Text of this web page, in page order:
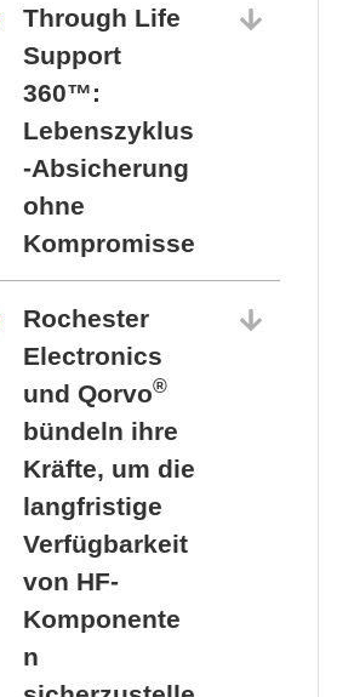
Through Life
Support
360™:
Lebenszyklus
-Absicherung
ohne
Kompromisse
Rochester
Electronics
und Qorvo®
bündeln ihre
Kräfte, um die
langfristige
Verfügbarkeit
von HF-
Komponente
n